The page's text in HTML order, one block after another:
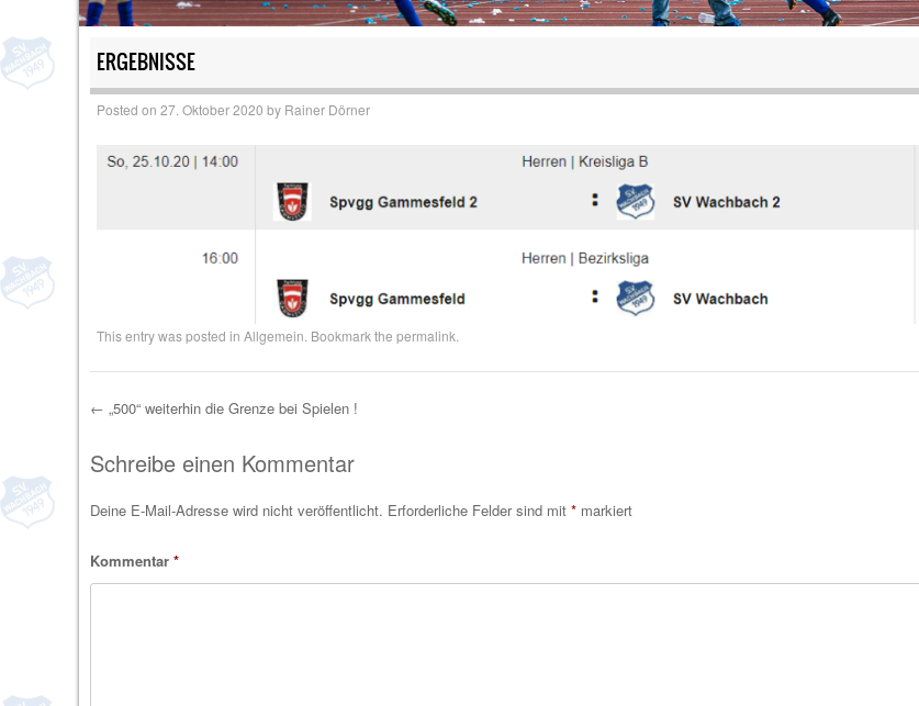
ERGEBNISSE
Posted on 27. Oktober 2020 by Rainer Dörner
This entry was posted in Allgemein . Bookmark the permalink
Post navigation
← „500“ weiterhin die Grenze bei Spielen !
Schreibe einen Kommentar
Deine E-Mail-Adresse wird nicht veröffentlicht. Erforderliche Felder sind mit *markiert
Kommentar *